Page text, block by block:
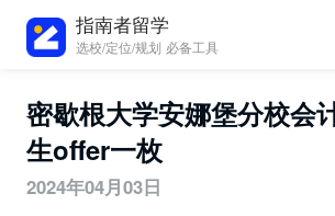
指南者留学
选校/定位/规划 必备工具
密歇根大学安娜堡分校会
生offer一枚
2024年04月03日